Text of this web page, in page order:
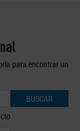
para encontrar un
BUSCAR